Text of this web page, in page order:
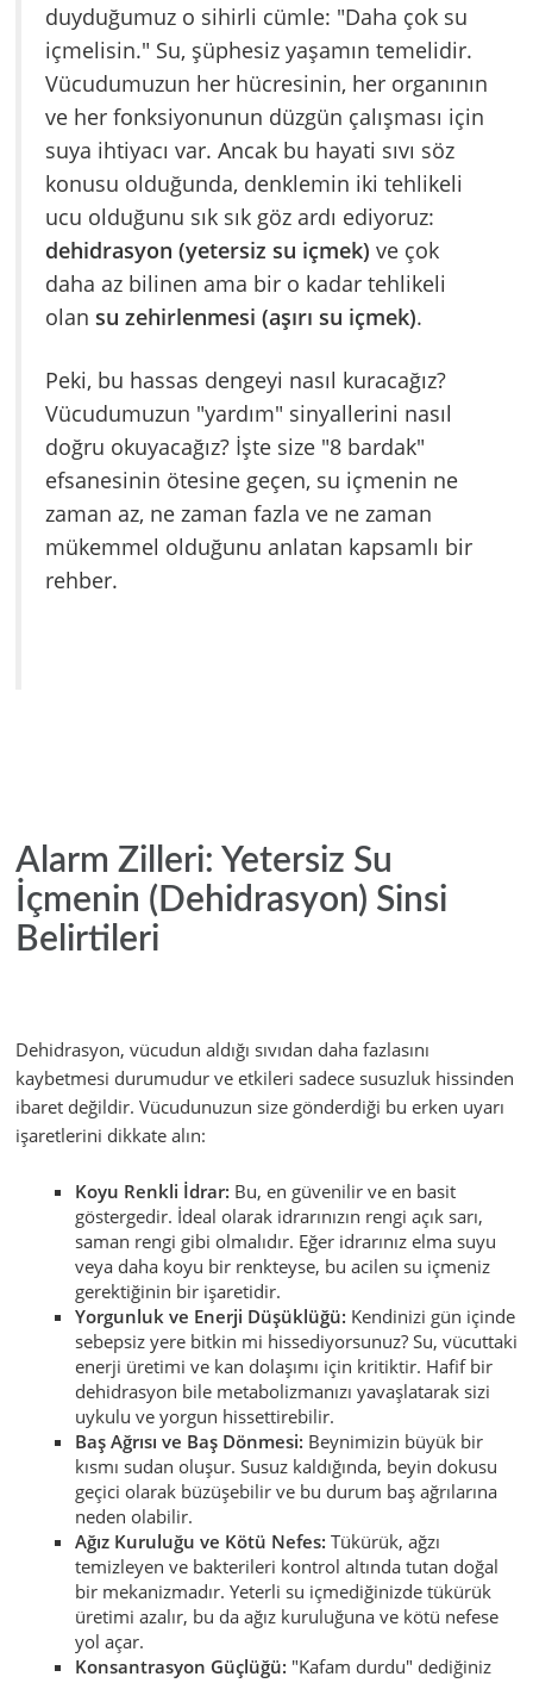
duyduğumuz o sihirli cümle: "Daha çok su
içmelisin." Su, şüphesiz yaşamın temelidir.
Vücudumuzun her hücresinin, her organının
ve her fonksiyonunun düzgün çalışması için
suya ihtiyacı var. Ancak bu hayati sıvı söz
konusu olduğunda, denklemin iki tehlikeli
ucu olduğunu sık sık göz ardı ediyoruz:
dehidrasyon (yetersiz su içmek) ve çok
daha az bilinen ama bir o kadar tehlikeli
olan su zehirlenmesi (aşırı su içmek).
Peki, bu hassas dengeyi nasıl kuracağız?
Vücudumuzun "yardım" sinyallerini nasıl
doğru okuyacağız? İşte size "8 bardak"
efsanesinin ötesine geçen, su içmenin ne
zaman az, ne zaman fazla ve ne zaman
mükemmel olduğunu anlatan kapsamlı bir
rehber.
Alarm Zilleri: Yetersiz Su
İçmenin (Dehidrasyon) Sinsi
Belirtileri
Dehidrasyon, vücudun aldığı sıvıdan daha fazlasını
kaybetmesi durumudur ve etkileri sadece susuzluk hissinden
ibaret değildir. Vücudunuzun size gönderdiği bu erken uyarı
işaretlerini dikkate alın:
Koyu Renkli İdrar: Bu, en güvenilir ve en basit
göstergedir. İdeal olarak idrarınızın rengi açık sarı,
saman rengi gibi olmalıdır. Eğer idrarınız elma suyu
veya daha koyu bir renkteyse, bu acilen su içmeniz
gerektiğinin bir işaretidir.
Yorgunluk ve Enerji Düşüklüğü: Kendinizi gün içinde
sebepsiz yere bitkin mi hissediyorsunuz? Su, vücuttaki
enerji üretimi ve kan dolaşımı için kritiktir. Hafif bir
dehidrasyon bile metabolizmanızı yavaşlatarak sizi
uykulu ve yorgun hissettirebilir.
Baş Ağrısı ve Baş Dönmesi: Beynimizin büyük bir
kısmı sudan oluşur. Susuz kaldığında, beyin dokusu
geçici olarak büzüşebilir ve bu durum baş ağrılarına
neden olabilir.
Ağız Kuruluğu ve Kötü Nefes: Tükürük, ağzı
temizleyen ve bakterileri kontrol altında tutan doğal
bir mekanizmadır. Yeterli su içmediğinizde tükürük
üretimi azalır, bu da ağız kuruluğuna ve kötü nefese
yol açar.
Konsantrasyon Güçlüğü: "Kafam durdu" dediğiniz